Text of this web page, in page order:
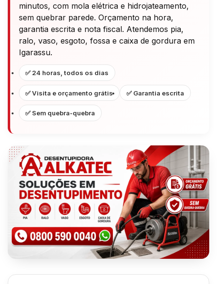
minutos, com mola elétrica e hidrojateamento,
sem quebrar parede. Orçamento na hora,
garantia escrita e nota fiscal. Atendemos pia,
ralo, vaso, esgoto, fossa e caixa de gordura em
Igarassu.
✅ 24 horas, todos os dias
✅ Visita e orçamento grátis ✅ Garantia escrita
✅ Sem quebra-quebra